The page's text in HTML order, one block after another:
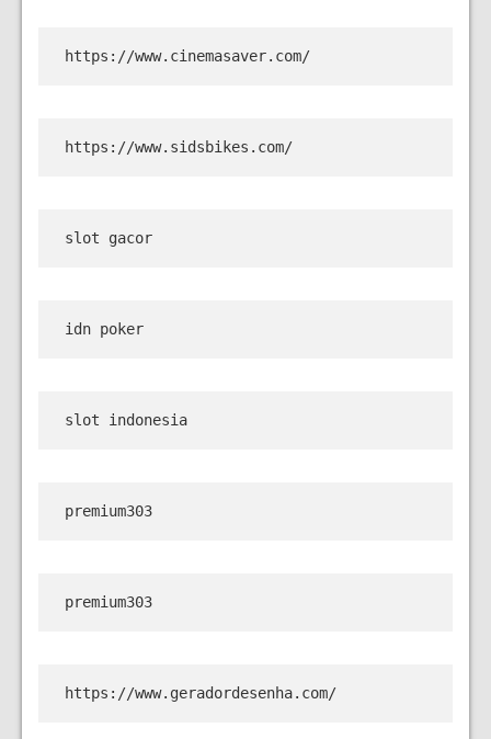
https://www.cinemasaver.com/
https://www.sidsbikes.com/
slot gacor
idn poker
slot indonesia
premium303
premium303
https://www.geradordesenha.com/